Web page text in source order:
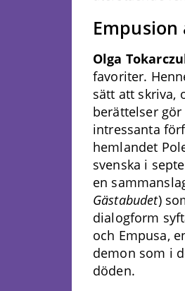
Empusion
Olga
favoriter.
sätt att skriva,
berättelser
intressanta
hemlandet
svenska i
en
Gästabudet)
dialogform
och Empusa,
demon som i
döden.